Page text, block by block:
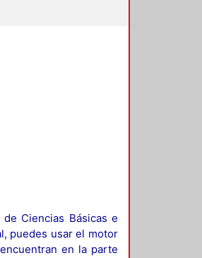
Ciencias Básicas e
puedes usar el motor
en la parte